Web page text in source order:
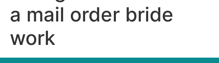
a mail order bride
work